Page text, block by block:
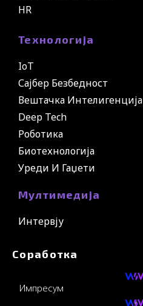
HR
Технологија
IoT
Сајбер Безбедност
Вештачка Интелигенција
Deep Tech
Роботика
Биотехнологија
Уреди И Гаџети
Мултимедија
Интервју
Соработка
Импресум